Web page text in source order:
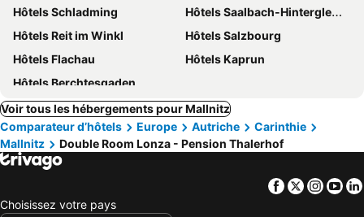
Hôtels Schladming
Hôtels Saalbach-Hinterglemm
Hôtels Reit im Winkl
Hôtels Salzbourg
Hôtels Flachau
Hôtels Kaprun
Hôtels Berchtesgaden
Voir tous les hébergements pour Mallnitz
Comparateur d’hôtels
Europe Autriche
Carinthie
Mallnitz
Double Room Lonza - Pension Thalerhof
Facebook
Twitter
Choisissez votre pays